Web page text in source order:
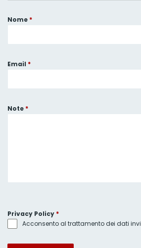
Nome *
Email *
Note *
Privacy Policy *
Acconsento al trattamento dei dati